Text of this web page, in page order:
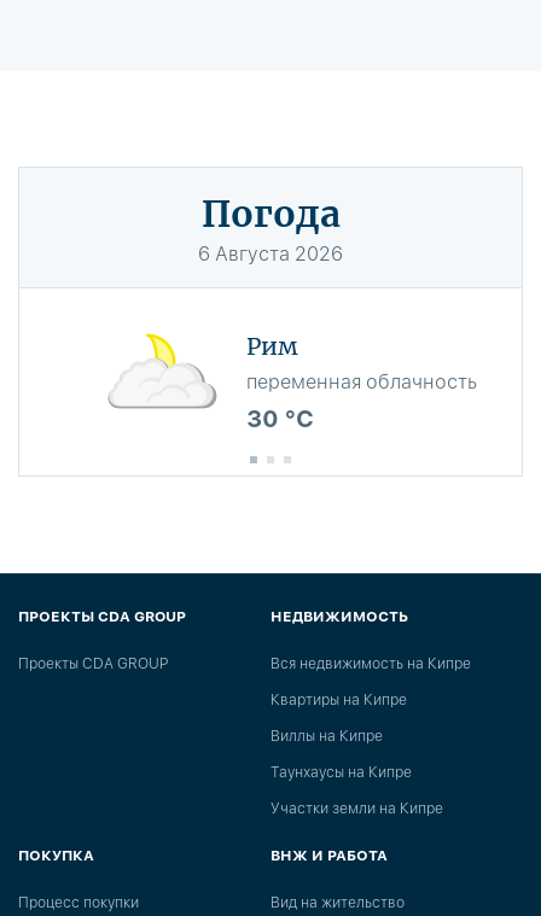
Погода
6 Августа 2026
Рим
переменная облачность
30 °C
ПРОЕКТЫ CDA GROUP
Проекты CDA GROUP
НЕДВИЖИМОСТЬ
Вся недвижимость на Кипре
Квартиры на Кипре
Виллы на Кипре
Таунхаусы на Кипре
Участки земли на Кипре
ПОКУПКА
Процесс покупки
ВНЖ И РАБОТА
Вид на жительство